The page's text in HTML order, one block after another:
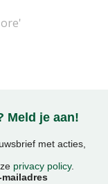
Meld je aan!
met acties,
privacy policy.
mailadres